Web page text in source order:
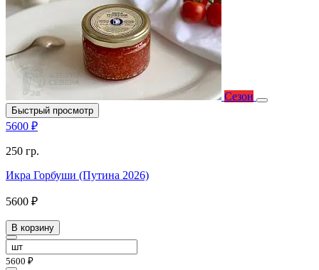
Сезон
Быстрый просмотр
5600 ₽
250 гр.
Икра Горбуши (Путина 2026)
5600 ₽
В корзину
5600 ₽